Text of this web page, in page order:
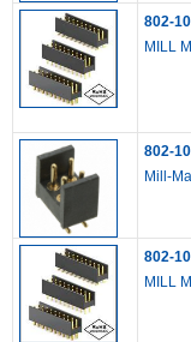
802-
MILL
802-
Mill-
802-
MILL